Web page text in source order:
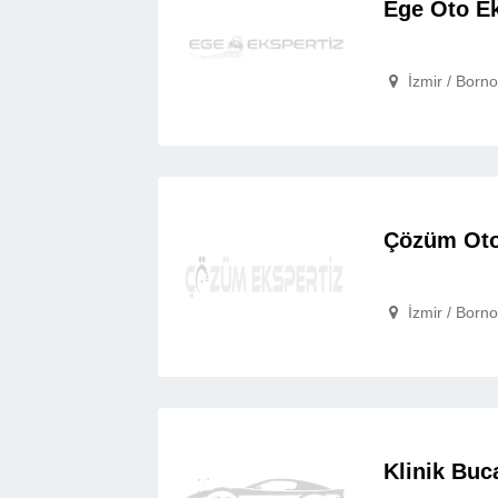
Ege Oto
 İzmir /
Çözüm
 İzmir /
Klinik